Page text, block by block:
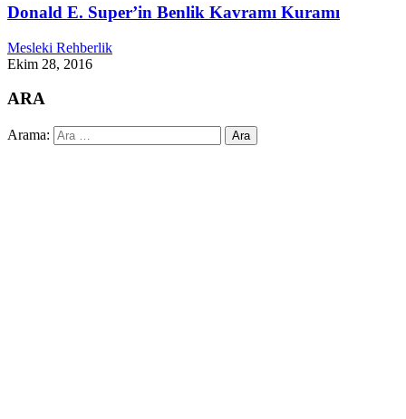
Donald E. Super’in Benlik Kavramı Kuramı
Mesleki Rehberlik
Ekim 28, 2016
ARA
Arama: